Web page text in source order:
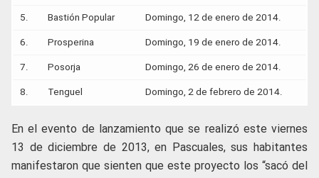
5. Bastión Popular Domingo, 12 de enero de 2014.
6. Prosperina Domingo, 19 de enero de 2014.
7. Posorja Domingo, 26 de enero de 2014.
8. Tenguel Domingo, 2 de febrero de 2014.
En el evento de lanzamiento que se realizó este viernes
13 de diciembre de 2013, en Pascuales, sus habitantes
manifestaron que sienten que este proyecto los “sacó del